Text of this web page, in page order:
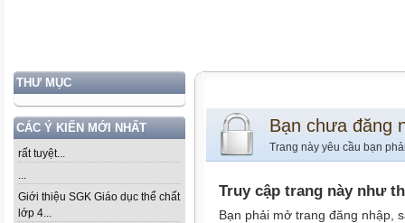
THƯ MỤC
CÁC Ý KIẾN MỚI NHẤT
rất tuyệt...
...
Giới thiệu SGK Giáo dục thể chất
lớp 4...
Bạn chưa đăng
Trang này yêu cầu bạn
Truy cập trang này như
Bạn phải mở trang đăng nhập,